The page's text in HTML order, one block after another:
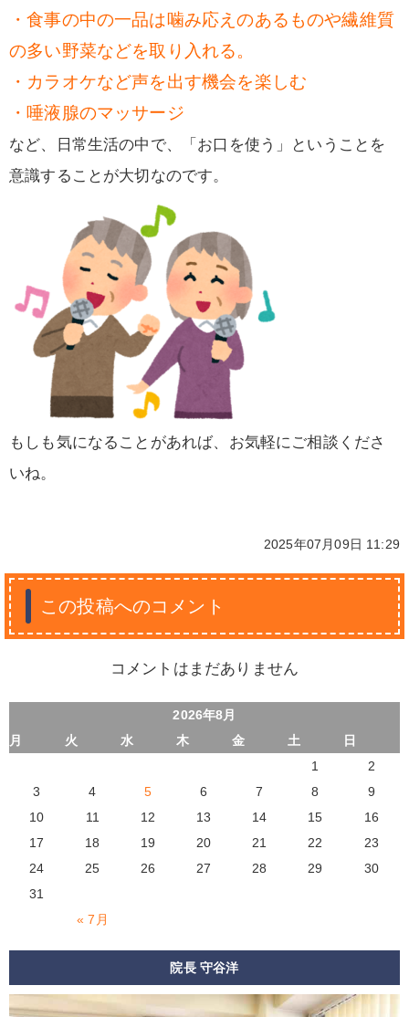
・食事の中の一品は噛み応えのあるものや繊維質
の多い野菜などを取り入れる。
・ カラオケなど声を出す機会を楽しむ
・ 唾液腺のマッサージ
など、日常生活の中で、「お口を使う」ということを
意識することが大切なのです。
もしも気になることがあれば、お気軽にご相談くださ
いね。
2025年07月09日 11:29
この投稿へのコメント
コメントはまだありません
2026年8月
月
火 水 木 金 土 日
« 7月
1
2
3
4 5 6 7 8
9
10
11 12 13 14 15
16
17
18 19 20 21 22
23
24
25 26 27 28 29
30
31
院長 守谷洋